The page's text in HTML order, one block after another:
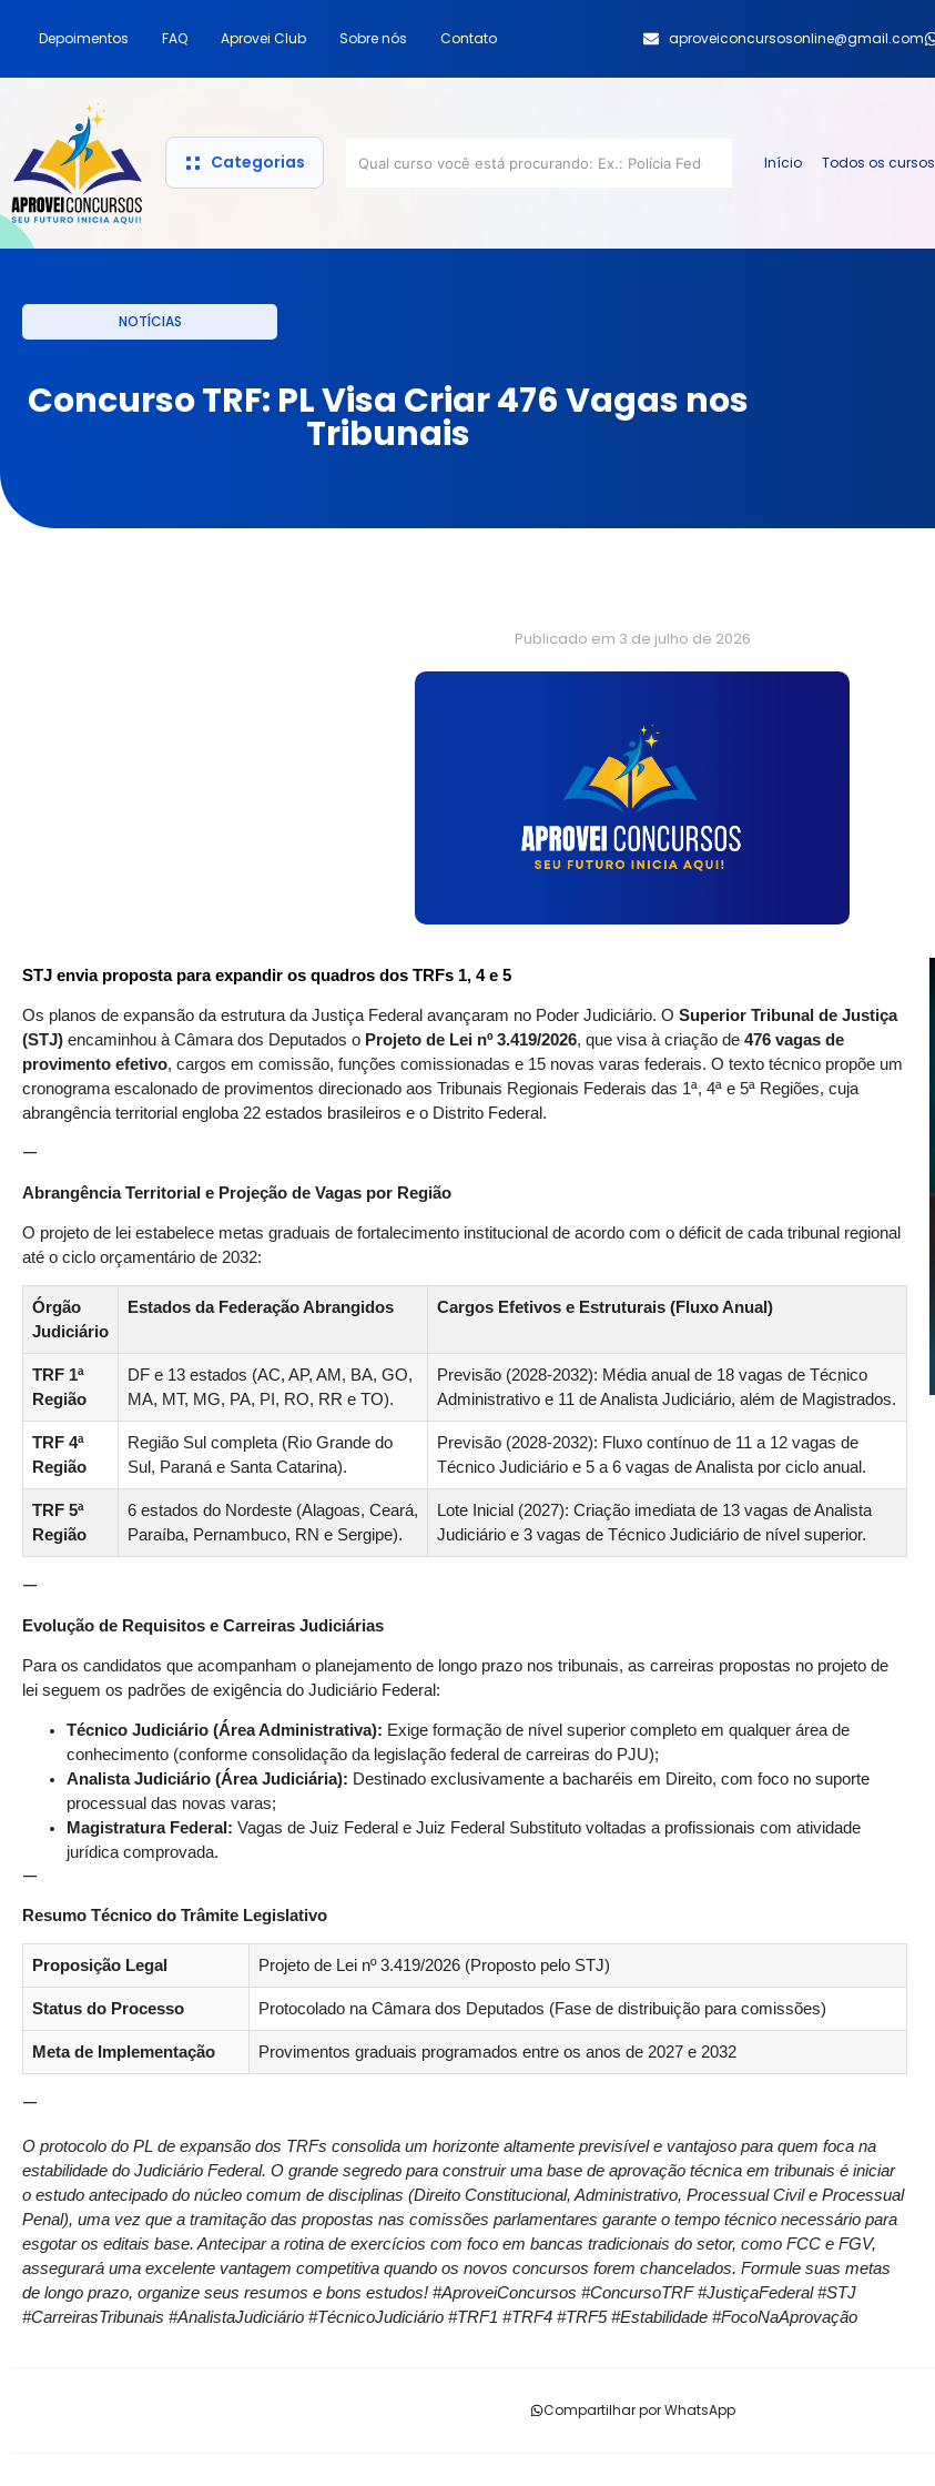
Depoimentos FAQ Aprovei Club Sobre nós Contato aproveiconcursosonline@gmail.com
Categorias Início Todos os cursos
NOTÍCIAS
Concurso TRF: PL Visa Criar 476 Vagas nos
Tribunais
Publicado em 3 de julho de 2026
STJ envia proposta para expandir os quadros dos TRFs 1, 4 e 5
Os planos de expansão da estrutura da Justiça Federal avançaram no Poder Judiciário. O Superior Tribunal de Justiça
(STJ) encaminhou à Câmara dos Deputados o Projeto de Lei nº 3.419/2026, que visa à criação de 476 vagas de
provimento efetivo, cargos em comissão, funções comissionadas e 15 novas varas federais. O texto técnico propõe um
cronograma escalonado de provimentos direcionado aos Tribunais Regionais Federais das 1ª, 4ª e 5ª Regiões, cuja
abrangência territorial engloba 22 estados brasileiros e o Distrito Federal.
—
Abrangência Territorial e Projeção de Vagas por Região
O projeto de lei estabelece metas graduais de fortalecimento institucional de acordo com o déficit de cada tribunal regional
até o ciclo orçamentário de 2032:
Órgão
Judiciário
Estados da Federação Abrangidos Cargos Efetivos e Estruturais (Fluxo Anual)
TRF 1ª
Região
DF e 13 estados (AC, AP, AM, BA, GO,
MA, MT, MG, PA, PI, RO, RR e TO).
Previsão (2028-2032): Média anual de 18 vagas de Técnico
Administrativo e 11 de Analista Judiciário, além de Magistrados.
TRF 4ª
Região
Região Sul completa (Rio Grande do
Sul, Paraná e Santa Catarina).
Previsão (2028-2032): Fluxo contínuo de 11 a 12 vagas de
Técnico Judiciário e 5 a 6 vagas de Analista por ciclo anual.
TRF 5ª
Região
6 estados do Nordeste (Alagoas, Ceará,
Paraíba, Pernambuco, RN e Sergipe).
Lote Inicial (2027): Criação imediata de 13 vagas de Analista
Judiciário e 3 vagas de Técnico Judiciário de nível superior.
—
Evolução de Requisitos e Carreiras Judiciárias
Para os candidatos que acompanham o planejamento de longo prazo nos tribunais, as carreiras propostas no projeto de
lei seguem os padrões de exigência do Judiciário Federal:
Técnico Judiciário (Área Administrativa): Exige formação de nível superior completo em qualquer área de
conhecimento (conforme consolidação da legislação federal de carreiras do PJU);
Analista Judiciário (Área Judiciária): Destinado exclusivamente a bacharéis em Direito, com foco no suporte
processual das novas varas;
Magistratura Federal: Vagas de Juiz Federal e Juiz Federal Substituto voltadas a profissionais com atividade
jurídica comprovada.
—
Resumo Técnico do Trâmite Legislativo
Proposição Legal Projeto de Lei nº 3.419/2026 (Proposto pelo STJ)
Status do Processo Protocolado na Câmara dos Deputados (Fase de distribuição para comissões)
Meta de Implementação Provimentos graduais programados entre os anos de 2027 e 2032
—
O protocolo do PL de expansão dos TRFs consolida um horizonte altamente previsível e vantajoso para quem foca na
estabilidade do Judiciário Federal. O grande segredo para construir uma base de aprovação técnica em tribunais é iniciar
o estudo antecipado do núcleo comum de disciplinas (Direito Constitucional, Administrativo, Processual Civil e Processual
Penal), uma vez que a tramitação das propostas nas comissões parlamentares garante o tempo técnico necessário para
esgotar os editais base. Antecipar a rotina de exercícios com foco em bancas tradicionais do setor, como FCC e FGV,
assegurará uma excelente vantagem competitiva quando os novos concursos forem chancelados. Formule suas metas
de longo prazo, organize seus resumos e bons estudos! #AproveiConcursos #ConcursoTRF #JustiçaFederal #STJ
#CarreirasTribunais #AnalistaJudiciário #TécnicoJudiciário #TRF1 #TRF4 #TRF5 #Estabilidade #FocoNaAprovação
Compartilhar por WhatsApp